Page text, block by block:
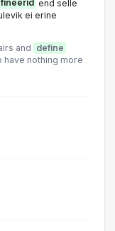
end selle
ei erine
and define
nothing more